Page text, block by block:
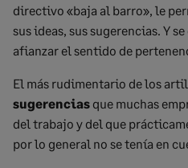
directivo «baja al barro», le
sus ideas, sus sugerencias. Y
afianzar el sentido de
El más rudimentario de los
sugerencias que muchas
del trabajo y del que
por lo general no se tenía en